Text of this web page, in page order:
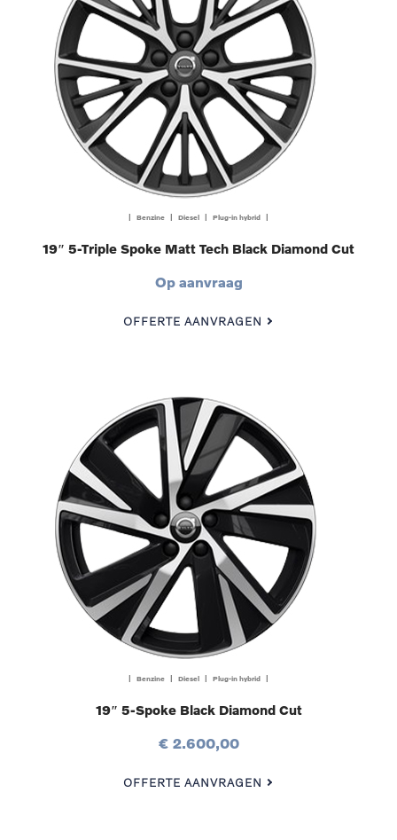
| Benzine | Diesel | Plug-in hybrid |
19″ 5-Triple Spoke Matt Tech Black Diamond Cut
Op aanvraag
OFFERTE AANVRAGEN
| Benzine | Diesel | Plug-in hybrid |
19″ 5-Spoke Black Diamond Cut
€ 2.600,00
OFFERTE AANVRAGEN